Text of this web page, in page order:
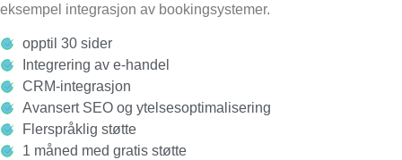
eksempel integrasjon av bookingsystemer.
opptil 30 sider
Integrering av e-handel
CRM-integrasjon
Avansert SEO og ytelsesoptimalisering
Flerspråklig støtte
1 måned med gratis støtte